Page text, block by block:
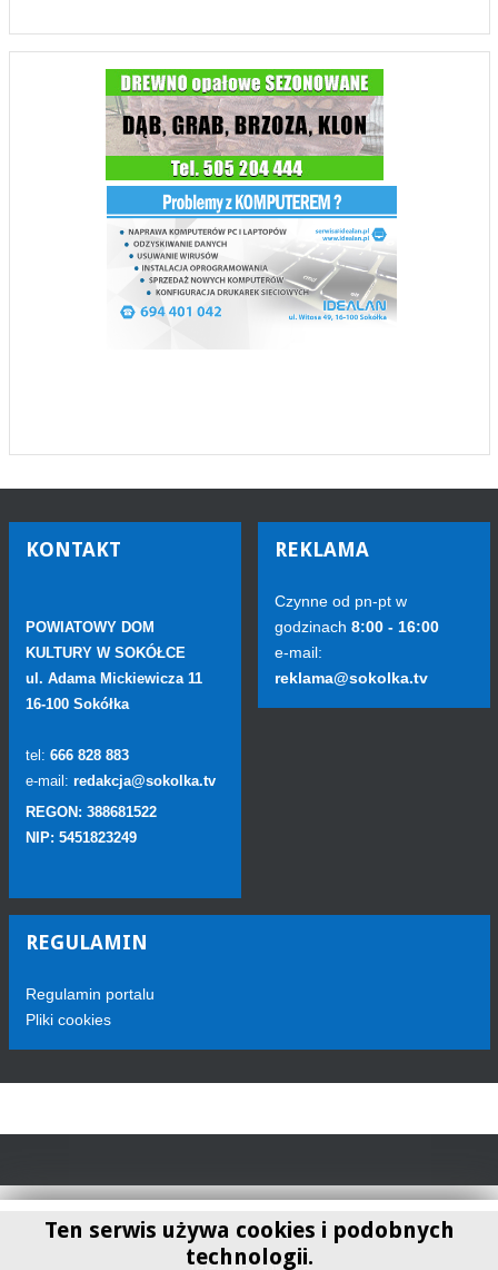
KONTAKT
POWIATOWY DOM
KULTURY W SOKÓŁCE
ul. Adama Mickiewicza 11
16-100 Sokółka
tel: 666 828 883
e-mail: redakcja@sokolka.tv
REGON: 388681522
NIP: 5451823249
REKLAMA
Czynne od pn-pt w
godzinach 8:00 - 16:00
e-mail:
reklama@sokolka.tv
REGULAMIN
Regulamin portalu
Pliki cookies
Ten serwis używa cookies i podobnych
technologii.